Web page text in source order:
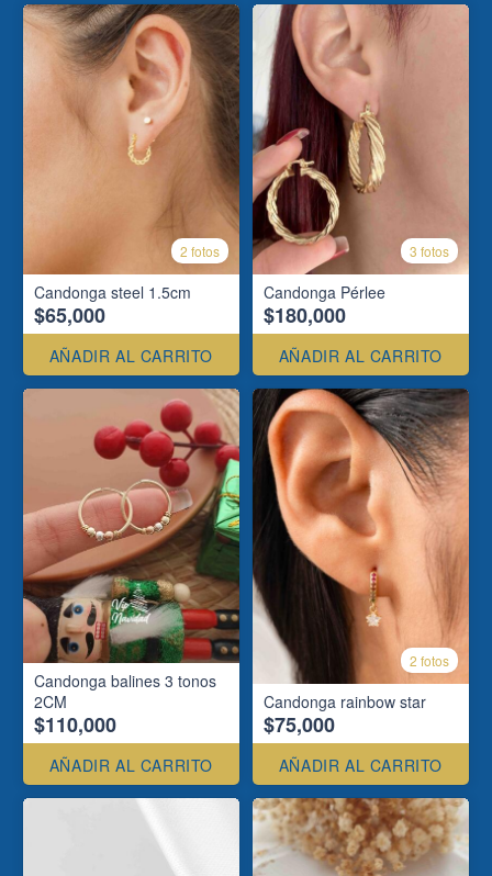
2 fotos
Candonga steel 1.5cm
$65,000
AÑADIR AL CARRITO
3 fotos
Candonga Pérlee
$180,000
AÑADIR AL CARRITO
Candonga balines 3 tonos
2CM
$110,000
AÑADIR AL CARRITO
2 fotos
Candonga rainbow star
$75,000
AÑADIR AL CARRITO